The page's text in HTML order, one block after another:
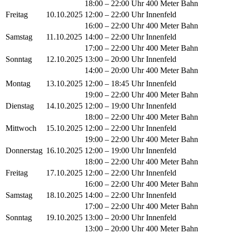
18:00 – 22:00 Uhr 400 Meter Bahn
Freitag
10.10.2025 12:00 – 22:00 Uhr Innenfeld
16:00 – 22:00 Uhr 400 Meter Bahn
Samstag
11.10.2025 14:00 – 22:00 Uhr Innenfeld
17:00 – 22:00 Uhr 400 Meter Bahn
Sonntag
12.10.2025 13:00 – 20:00 Uhr Innenfeld
14:00 – 20:00 Uhr 400 Meter Bahn
Montag
13.10.2025 12:00 – 18:45 Uhr Innenfeld
19:00 – 22:00 Uhr 400 Meter Bahn
Dienstag
14.10.2025 12:00 – 19:00 Uhr Innenfeld
18:00 – 22:00 Uhr 400 Meter Bahn
Mittwoch
15.10.2025 12:00 – 22:00 Uhr Innenfeld
19:00 – 22:00 Uhr 400 Meter Bahn
Donnerstag 16.10.2025 12:00 – 19:00 Uhr Innenfeld
18:00 – 22:00 Uhr 400 Meter Bahn
Freitag
17.10.2025 12:00 – 22:00 Uhr Innenfeld
16:00 – 22:00 Uhr 400 Meter Bahn
Samstag
18.10.2025 14:00 – 22:00 Uhr Innenfeld
17:00 – 22:00 Uhr 400 Meter Bahn
Sonntag
19.10.2025 13:00 – 20:00 Uhr Innenfeld
13:00 – 20:00 Uhr 400 Meter Bahn